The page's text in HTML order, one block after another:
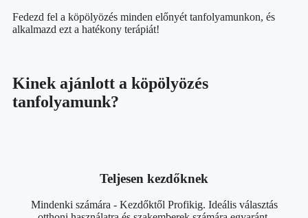
Fedezd fel a köpölyözés minden előnyét tanfolyamunkon, és
alkalmazd ezt a hatékony terápiát!
Kinek ajánlott a köpölyözés
tanfolyamunk?
Teljesen kezdőknek
Mindenki számára - Kezdőktől Profikig. Ideális választás